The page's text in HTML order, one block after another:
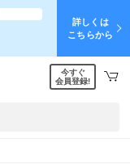
詳しくは
こちらから
今すぐ
会員登録!